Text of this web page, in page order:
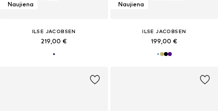
Naujiena
ILSE JACOBSEN
219,00 €
Naujiena
ILSE JACOBSEN
199,00 €